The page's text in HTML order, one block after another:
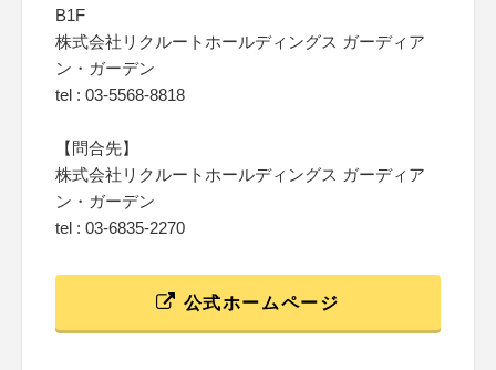
B1F
株式会社リクルートホールディングス ガーディア
ン・ガーデン
tel : 03-5568-8818
【問合先】
株式会社リクルートホールディングス ガーディア
ン・ガーデン
tel : 03-6835-2270
公式ホームページ